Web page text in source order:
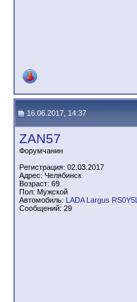
16.06.2017, 14:37
ZAN57
Форумчанин
Регистрация: 02.03.2017
Адрес: Челябинск
Возраст: 69
Пол: Мужской
Автомобиль: LADA Largus RS0Y5L
Сообщений: 29